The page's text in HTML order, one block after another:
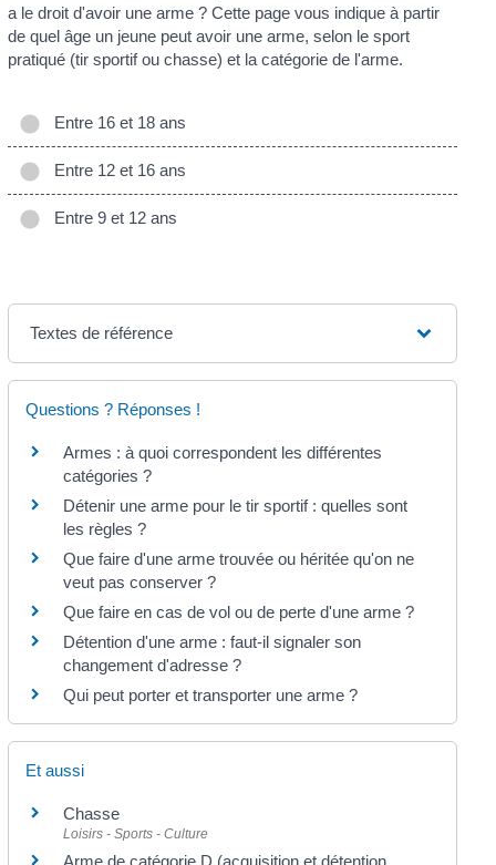
a le droit d'avoir une arme ? Cette page vous indique à partir
de quel âge un jeune peut avoir une arme, selon le sport
pratiqué (tir sportif ou chasse) et la catégorie de l'arme.
Entre 16 et 18 ans
Entre 12 et 16 ans
Entre 9 et 12 ans
Textes de référence
Questions ? Réponses !
Armes : à quoi correspondent les différentes
catégories ?
Détenir une arme pour le tir sportif : quelles sont
les règles ?
Que faire d'une arme trouvée ou héritée qu'on ne
veut pas conserver ?
Que faire en cas de vol ou de perte d'une arme ?
Détention d'une arme : faut-il signaler son
changement d'adresse ?
Qui peut porter et transporter une arme ?
Et aussi
Chasse
Loisirs - Sports - Culture
Arme de catégorie D (acquisition et détention